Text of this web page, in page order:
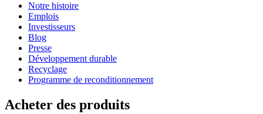
Notre histoire
Emplois
Investisseurs
Blog
Presse
Développement durable
Recyclage
Programme de reconditionnement
Acheter des produits